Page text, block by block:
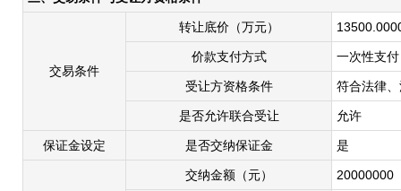
交易条件
转让底价（万元）
价款支付方式 一次性支
受让方资格条件 符合法律
是否允许联合受让 允许
保证金设定 是否交纳保证金 是
交纳金额（元） 20000000